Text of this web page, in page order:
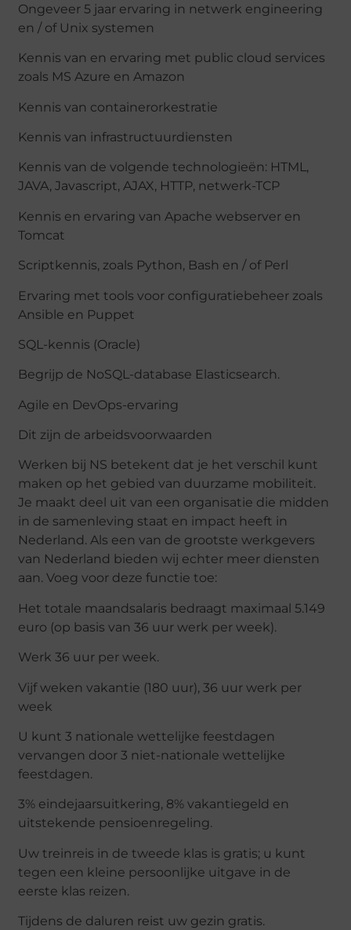
Ongeveer 5 jaar ervaring in netwerk engineering
en / of Unix systemen
Kennis van en ervaring met public cloud services
zoals MS Azure en Amazon
Kennis van containerorkestratie
Kennis van infrastructuurdiensten
Kennis van de volgende technologieën: HTML,
JAVA, Javascript, AJAX, HTTP, netwerk-TCP
Kennis en ervaring van Apache webserver en
Tomcat
Scriptkennis, zoals Python, Bash en / of Perl
Ervaring met tools voor configuratiebeheer zoals
Ansible en Puppet
SQL-kennis (Oracle)
Begrijp de NoSQL-database Elasticsearch.
Agile en DevOps-ervaring
Dit zijn de arbeidsvoorwaarden
Werken bij NS betekent dat je het verschil kunt
maken op het gebied van duurzame mobiliteit.
Je maakt deel uit van een organisatie die midden
in de samenleving staat en impact heeft in
Nederland. Als een van de grootste werkgevers
van Nederland bieden wij echter meer diensten
aan. Voeg voor deze functie toe:
Het totale maandsalaris bedraagt ​​maximaal 5.149
euro (op basis van 36 uur werk per week).
Werk 36 uur per week.
Vijf weken vakantie (180 uur), 36 uur werk per
week
U kunt 3 nationale wettelijke feestdagen
vervangen door 3 niet-nationale wettelijke
feestdagen.
3% eindejaarsuitkering, 8% vakantiegeld en
uitstekende pensioenregeling.
Uw treinreis in de tweede klas is gratis; u kunt
tegen een kleine persoonlijke uitgave in de
eerste klas reizen.
Tijdens de daluren reist uw gezin gratis.